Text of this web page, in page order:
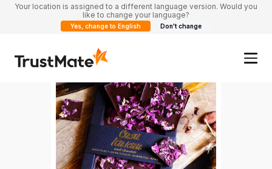
Your location is assigned to a different language version. Would you
like to change your language?
Yes, change to English Don't change